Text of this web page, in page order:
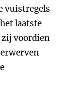
vuistregels
laatste
zij voordien